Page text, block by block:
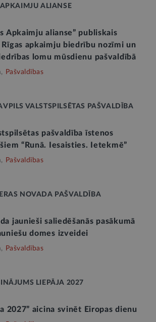
APKAIMJU ALIANSE
Apkaimju alianse” publiskais
apkaimju biedrību nozīmi un
lomu mūsdienu pašvaldībā
Pašvaldības
VALSTSPILSĒTAS PAŠVALDĪBA
pašvaldība īstenos
“Runā. Iesaisties. Ietekmē”
Pašvaldības
NOVADA PAŠVALDĪBA
jaunieši saliedēšanās pasākumā
domes izveidei
Pašvaldības
LIEPĀJA 2027
2027” aicina svinēt Eiropas dienu